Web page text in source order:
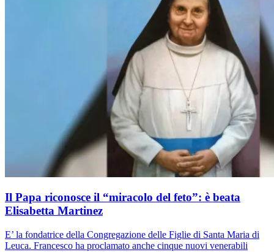
Il Papa riconosce il “miracolo del feto”: è beata
Elisabetta Martinez
E’ la fondatrice della Congregazione delle Figlie di Santa Maria di
Leuca. Francesco ha proclamato anche cinque nuovi venerabili